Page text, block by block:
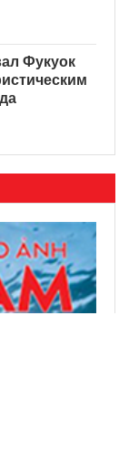
Фукуок